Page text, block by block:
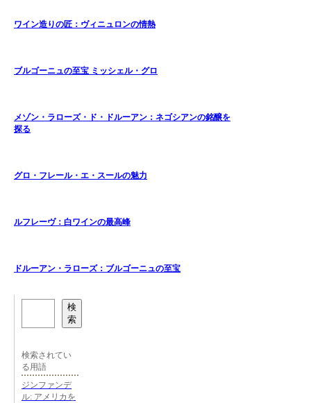
ワイン造りの匠：ヴィニュロンの情熱
ブルゴーニュの至宝 ミッシェル・グロ
メゾン・ラローズ・ド・ドルーアン：ネゴシアンの銘醸を
探る
グロ・フレール・エ・スールの魅力
ルフレーヴ：白ワインの最高峰
ドルーアン・ラローズ：ブルゴーニュの至宝
検
索
検索されてい
る用語
ジンファンデ
ル: アメリカを